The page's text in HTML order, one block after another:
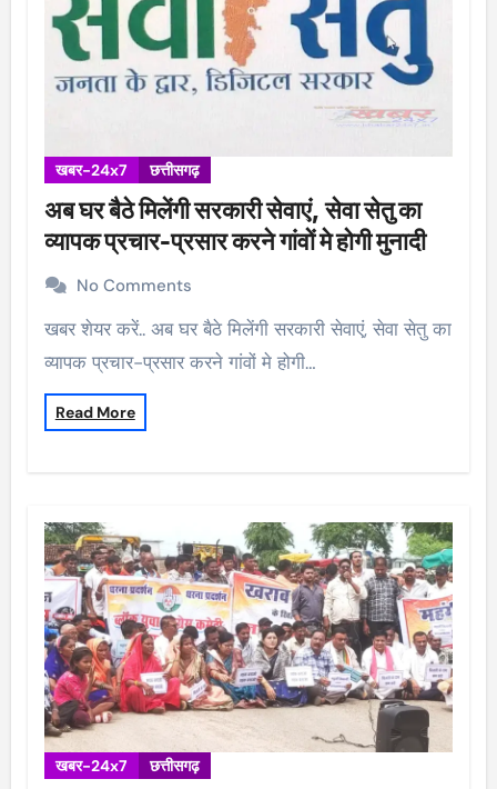
खबर-24x7 छत्तीसगढ़
अब घर बैठे मिलेंगी सरकारी सेवाएं, सेवा सेतु का
व्यापक प्रचार-प्रसार करने गांवों मे होगी मुनादी
No Comments
खबर शेयर करें.. अब घर बैठे मिलेंगी सरकारी सेवाएं, सेवा सेतु का
व्यापक प्रचार-प्रसार करने गांवों मे होगी…
Read More
खबर-24x7 छत्तीसगढ़